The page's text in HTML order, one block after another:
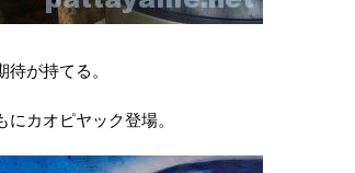
が持てる。
カオピヤック登場。